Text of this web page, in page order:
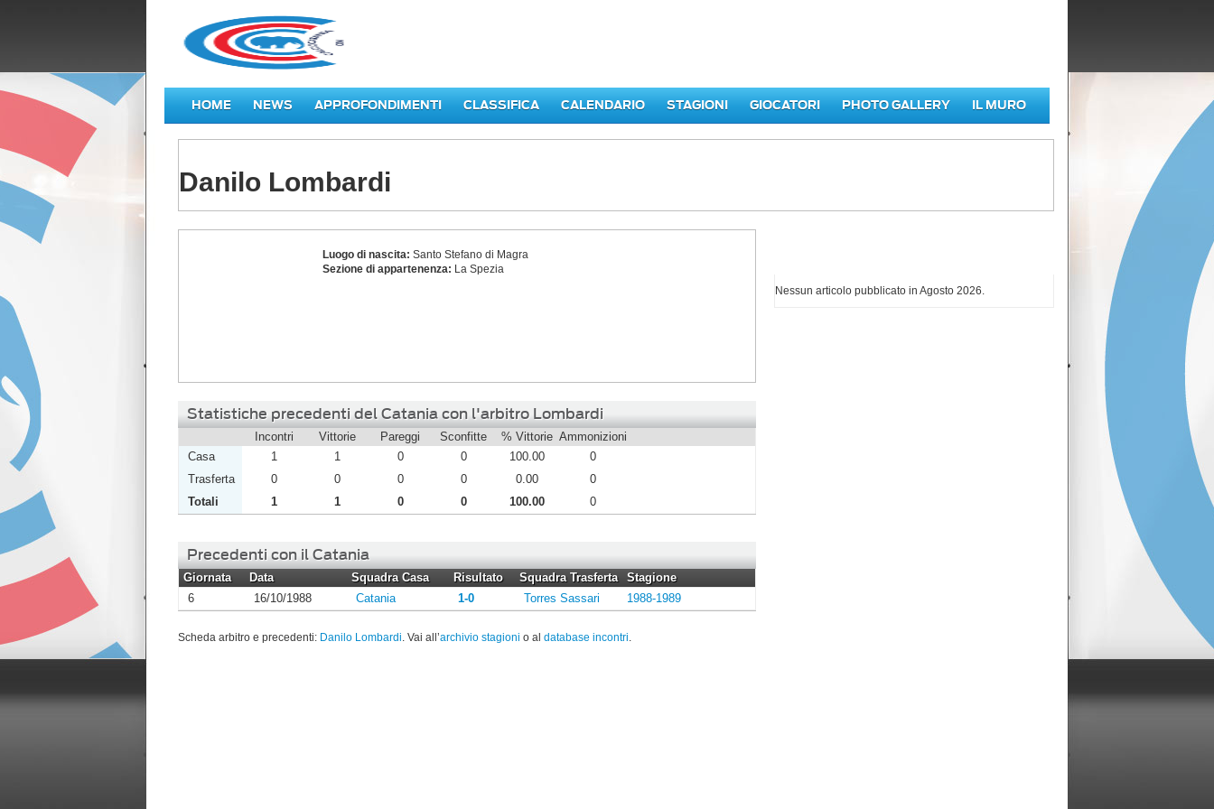
HOME NEWS APPROFONDIMENTI CLASSIFICA CALENDARIO STAGIONI GIOCATORI PHOTO GALLERY IL MURO
Danilo Lombardi
Lombardi
Luogo di nascita: Santo Stefano di Magra
Sezione di appartenenza: La Spezia
Statistiche precedenti del Catania con l'arbitro Lombardi
Incontri Vittorie Pareggi Sconfitte % Vittorie Ammonizioni
Casa
1 1 0 0 100.00
0
Trasferta
0 0 0 0 0.00
0
Totali
1 1 0 0 100.00 0
Precedenti con il Catania
Giornata Data Squadra Casa Risultato Squadra Trasferta
Stagione
6
16/10/1988 Catania 1-0 Torres Sassari 1988-1989
Scheda arbitro e precedenti: Danilo Lombardi. Vai all’archivio stagioni o al database incontri.
Nessun articolo pubblicato in Agosto 2026.